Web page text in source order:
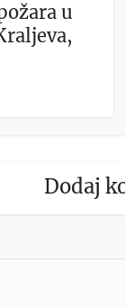
u
Dodaj